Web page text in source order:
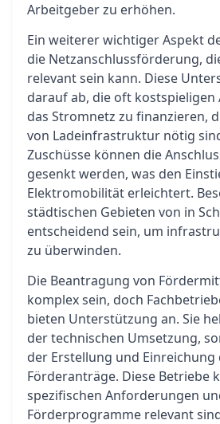
Arbeitgeber zu erhöhen.
Ein weiterer wichtiger Aspekt
die Netzanschlussförderung,
relevant sein kann. Diese
darauf ab, die oft kostspieligen
das Stromnetz zu finanzieren,
von Ladeinfrastruktur nötig
Zuschüsse können die
gesenkt werden, was den
Elektromobilität erleichtert.
städtischen Gebieten von in
entscheidend sein, um
zu überwinden.
Die Beantragung von
komplex sein, doch
bieten Unterstützung an. Sie
der technischen Umsetzung,
der Erstellung und Einreichung
Förderanträge. Diese Betriebe
spezifischen Anforderungen
Förderprogramme relevant